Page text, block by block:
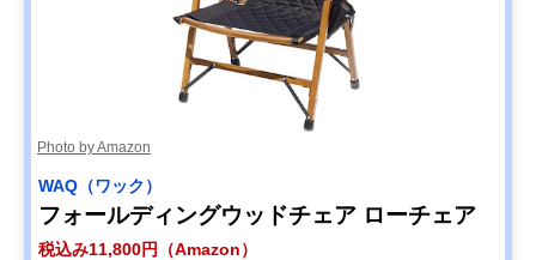
Photo by Amazon
WAQ（ワック）
フォールディングウッドチェア ローチェア
税込み11,800円（Amazon）